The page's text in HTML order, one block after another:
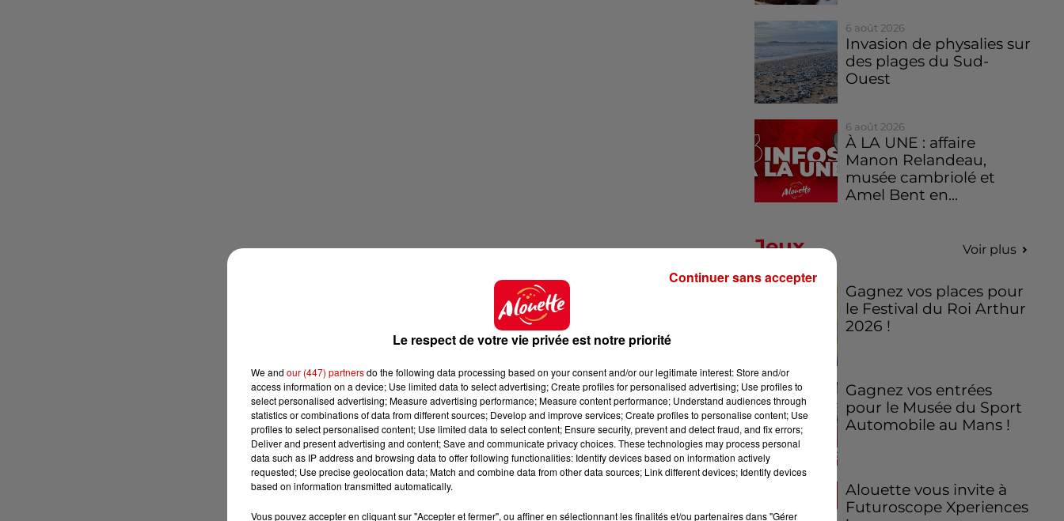
6 août 2026
Invasion de physalies sur
des plages du Sud-
Ouest
6 août 2026
À LA UNE : affaire
Manon Relandeau,
musée cambriolé et
Amel Bent en...
Jeux Voir plus
Gagnez vos places pour
le Festival du Roi Arthur
2026 !
Gagnez vos entrées
pour le Musée du Sport
Automobile au Mans !
Alouette vous invite à
Futuroscope Xperiences
Le respect de votre vie privée est notre priorité
We and our (447) partnersdo the following data processing based on your consent and/or our legitimate interest: Store and/or
access information on a device; Use limited data to select advertising; Create profiles for personalised advertising; Use profiles to
select personalised advertising; Measure advertising performance; Measure content performance; Understand audiences through
statistics or combinations of data from different sources; Develop and improve services; Create profiles to personalise content; Use
profiles to select personalised content; Use limited data to select content; Ensure security, prevent and detect fraud, and fix errors;
Deliver and present advertising and content; Save and communicate privacy choices. These technologies may process personal
data such as IP address and browsing data to offer following functionalities: Identify devices based on information actively
requested; Use precise geolocation data; Match and combine data from other data sources; Link different devices; Identify devices
based on information transmitted automatically.
Vous pouvez accepter en cliquant sur "Accepter et fermer", ou affiner en sélectionnant les finalités et/ou partenaires dans "Gérer
Continuer sans accepter